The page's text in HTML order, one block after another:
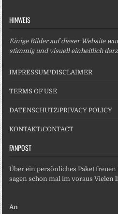
HINWEIS
Einige Bilder auf dieser Website
stimmig und visuell einheitlich
IMPRESSUM/DISCLAIMER
TERMS OF USE
DATENSCHUTZ/PRIVACY POLICY
KONTAKT/CONTACT
FANPOST
Über ein persönliches Paket
sagen schon mal im voraus Vielen
An